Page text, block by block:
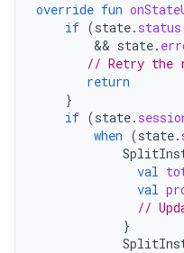
override fun
if (state. status
        &&
state.
// Retry the
return
}
if (state.
when (state.
val
val
//
}